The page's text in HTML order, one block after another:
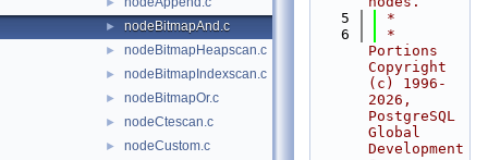
► nodeBitmapAnd.c
► nodeBitmapHeapscan.c
► nodeBitmapIndexscan.c
► nodeBitmapOr.c
► nodeCtescan.c
► nodeCustom.c
    5
*
    6
*
Portions
Copyright
(c) 1996-
2026,
PostgreSQL
Global
Development